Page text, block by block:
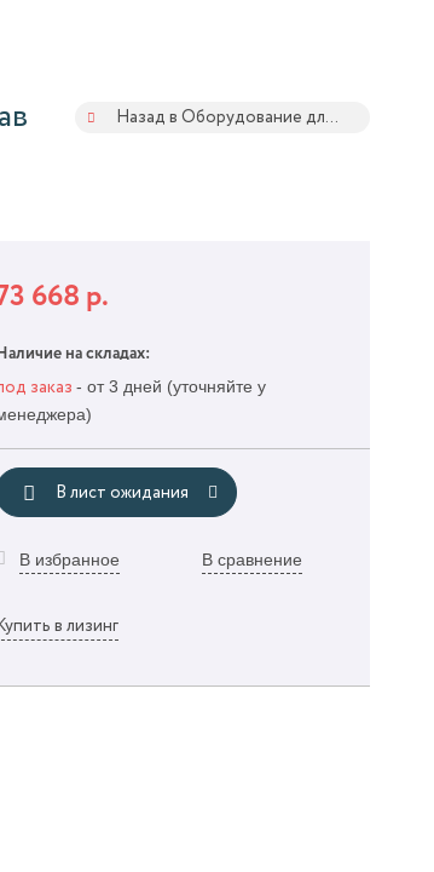
Назад в Оборудование для перекачки и раздачи дизельного топлива
668 р.
Наличие на складах:
заказ - от 3 дней (уточняйте у
В лист ожидания
В избранное В сравнение
Купить в лизинг